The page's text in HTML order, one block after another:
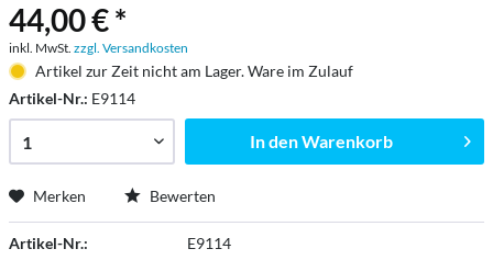
44,00 € *
inkl. MwSt. zzgl. Versandkosten
Artikel zur Zeit nicht am Lager. Ware im Zulauf
Artikel-Nr.: E9114
In denWarenkorb
Merken Bewerten
Artikel-Nr.: E9114